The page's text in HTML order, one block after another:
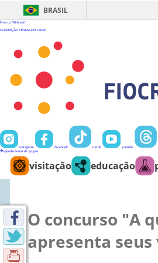
BRASIL
Fiocruz Webmail
FUNDAÇÃO OSWALDO CRUZ
instagram facebook tiktok youtube
agendamento de grupos
visitação educação
O concurso "A
apresenta seus